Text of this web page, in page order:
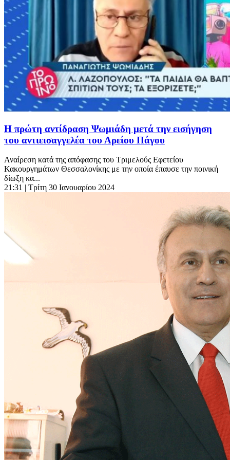
Η πρώτη αντίδραση Ψωμιάδη μετά την εισήγηση
του αντιεισαγγελέα του Αρείου Πάγου
Αναίρεση κατά της απόφασης του Τριμελούς Εφετείου
Κακουργημάτων Θεσσαλονίκης με την οποία έπαυσε την ποινική
δίωξη κα...
21:31 | Τρίτη 30 Ιανουαρίου 2024